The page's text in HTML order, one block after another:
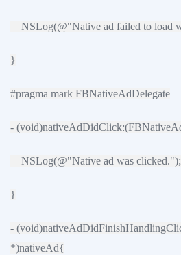
NSLog(@"Native ad failed to load
}
#pragma mark FBNativeAdDelegate
-
NSLog(@"Native ad was clicked.");
}
-
*)nativeAd{